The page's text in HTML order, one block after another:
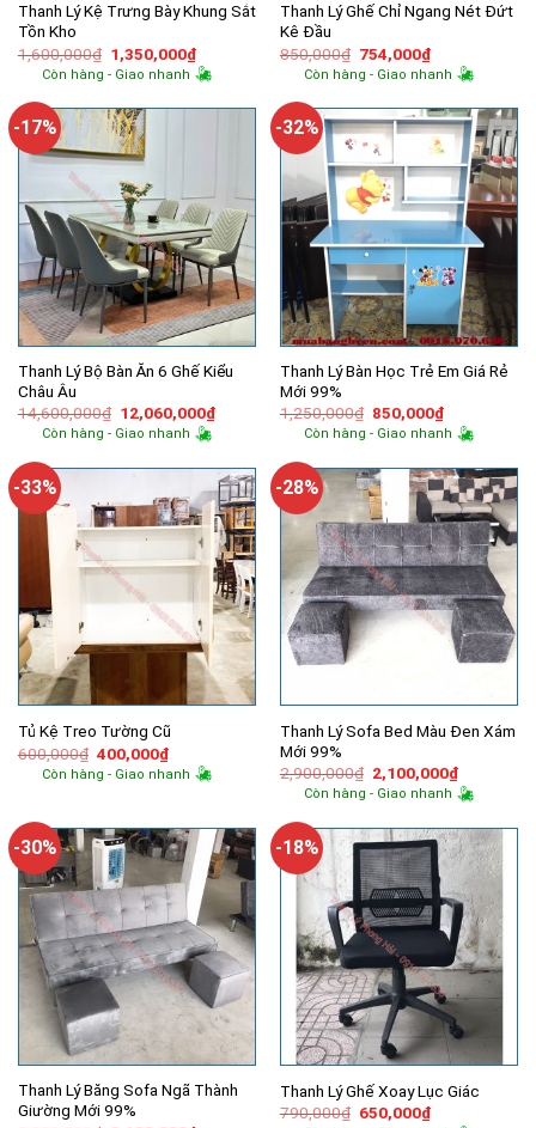
Thanh Lý Kệ Trưng Bày Khung Sắt
Tồn Kho
1,600,000₫ Giá
gốc
là:
1,350,000₫Giá
hiện
tại
1,350,000₫.
Còn hàng - Giao nhanh
Thanh Lý Ghế Chỉ Ngang Nét Đứt
Kê Đầu
850,000₫ Giá
gốc
là:
754,000₫Giá
hiện
tại
754,000₫.
Còn hàng - Giao nhanh
-17%
Thanh Lý Bộ Bàn Ăn 6 Ghế Kiểu
Châu Âu
14,600,000₫ Giá
gốc
là:
12,060,000₫Giá
hiện
12,060,000₫.
Còn hàng - Giao nhanh
-32%
Thanh Lý Bàn Học Trẻ Em Giá Rẻ
Mới 99%
1,250,000₫ Giá
gốc
là:
850,000₫Giá
hiện
tại
850,000₫.
Còn hàng - Giao nhanh
-33%
Tủ Kệ Treo Tường Cũ
600,000₫ Giá
gốc
là:
400,000₫Giá
hiện
tại
Còn hàng - Giao nhanh
-28%
Thanh Lý Sofa Bed Màu Đen Xám
Mới 99%
2,900,000₫ Giá
gốc
là:
2,100,000₫Giá
hiện
tại
Còn hàng - Giao nhanh
-30%
Thanh Lý Băng Sofa Ngã Thành
Giường Mới 99%
-18%
Thanh Lý Ghế Xoay Lục Giác
790,000₫ Giá
650,000₫Giá